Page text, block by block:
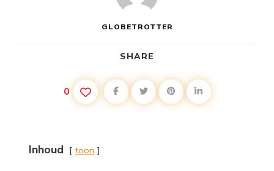
GLOBETROTTER
SHARE
0
Inhoud toon